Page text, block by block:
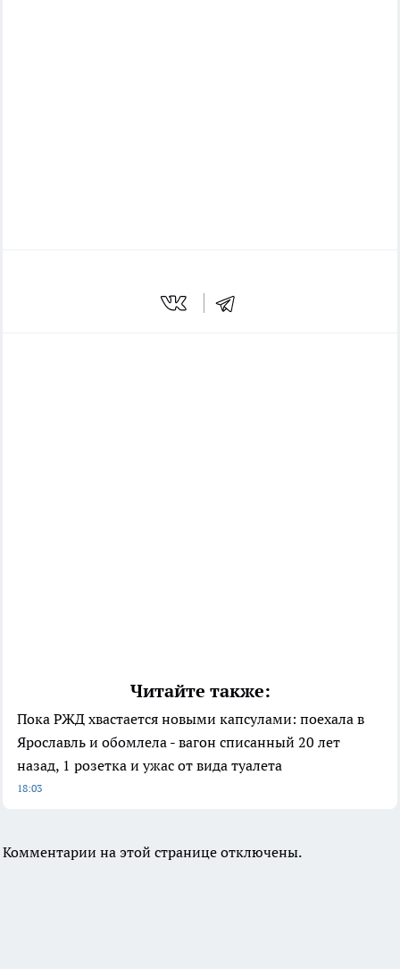
Читайте также:
Пока РЖД хвастается новыми капсулами: поехала в
Ярославль и обомлела - вагон списанный 20 лет
назад, 1 розетка и ужас от вида туалета
18:03
Комментарии на этой странице отключены.